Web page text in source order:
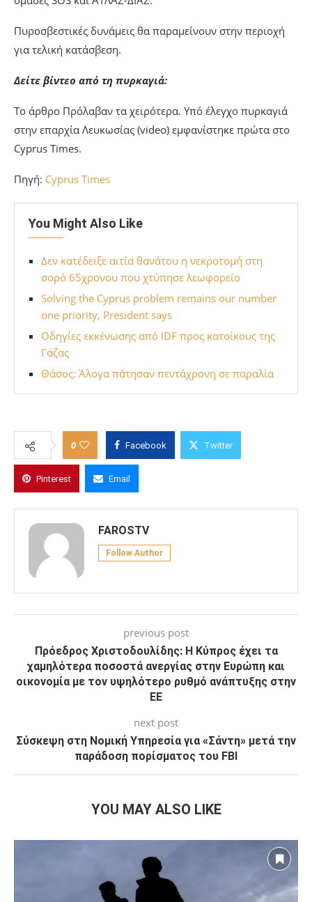
Πυροσβεστικές δυνάμεις θα παραμείνουν στην περιοχή
για τελική κατάσβεση.
Δείτε βίντεο από τη πυρκαγιά:
Το άρθρο Πρόλαβαν τα χειρότερα. Υπό έλεγχο πυρκαγιά
στην επαρχία Λευκωσίας (video) εμφανίστηκε πρώτα στο
Cyprus Times.
Πηγή: Cyprus Times
You Might Also Like
Δεν κατέδειξε αιτία θανάτου η νεκροτομή στη
σορό 65χρονου που χτύπησε λεωφορείο
Solving the Cyprus problem remains our number
one priority, President says
Οδηγίες εκκένωσης από IDF προς κατοίκους της
Γάζας
Θάσος: Άλογα πάτησαν πεντάχρονη σε παραλία
0 Facebook Twitter
Pinterest Email
FAROSTV
Follow Author
previous post
Πρόεδρος Χριστοδουλίδης: Η Κύπρος έχει τα
χαμηλότερα ποσοστά ανεργίας στην Ευρώπη και
οικονομία με τον υψηλότερο ρυθμό ανάπτυξης στην
ΕΕ
next post
Σύσκεψη στη Νομική Υπηρεσία για «Σάντη» μετά την
παράδοση πορίσματος του FBI
YOU MAY ALSO LIKE